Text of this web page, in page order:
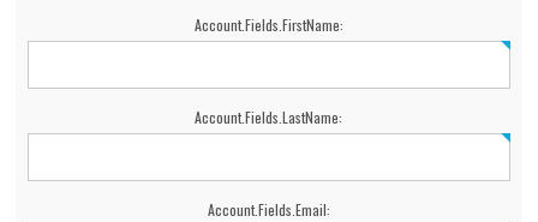
Account.Fields.FirstName:
Account.Fields.LastName:
Account.Fields.Email: